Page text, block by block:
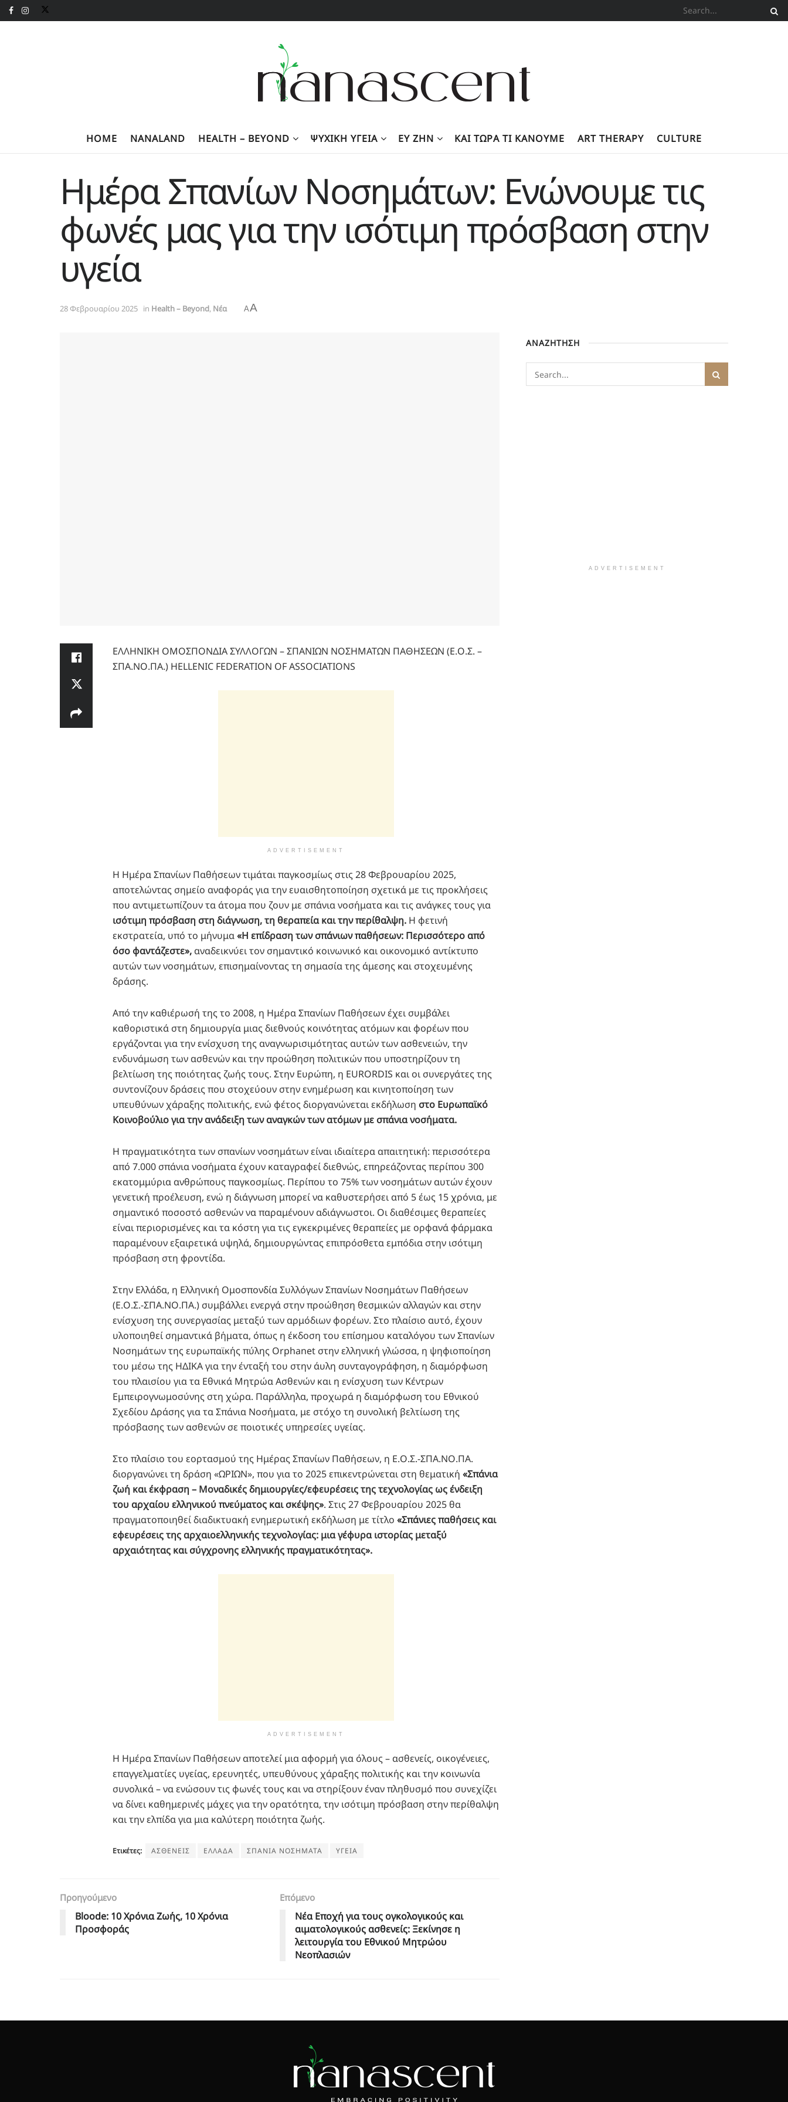
HOME NANALAND HEALTH – BEYOND ΨΥΧΙΚΉ ΥΓΕΊΑ ΕΥ ΖΗΝ KΑΙ ΤΏΡΑ ΤΙ ΚΆΝΟΥΜΕ ART THERAPY CULTURE
Ημέρα Σπανίων Νοσημάτων: Ενώνουμε τις
φωνές μας για την ισότιμη πρόσβαση στην
υγεία
28 Φεβρουαρίου 2025 in Health – Beyond, Νέα AA
ΕΛΛΗΝΙΚΗ ΟΜΟΣΠΟΝΔΙΑ ΣΥΛΛΟΓΩΝ – ΣΠΑΝΙΩΝ ΝΟΣΗΜΑΤΩΝ ΠΑΘΗΣΕΩΝ (Ε.Ο.Σ. –
ΣΠΑ.ΝΟ.ΠΑ.) HELLENIC FEDERATION OF ASSOCIATIONS
ADVERTISEMENT
Η Ημέρα Σπανίων Παθήσεων τιμάται παγκοσμίως στις 28 Φεβρουαρίου 2025,
αποτελώντας σημείο αναφοράς για την ευαισθητοποίηση σχετικά με τις προκλήσεις
που αντιμετωπίζουν τα άτομα που ζουν με σπάνια νοσήματα και τις ανάγκες τους για
ισότιμη πρόσβαση στη διάγνωση, τη θεραπεία και την περίθαλψη. Η φετινή
εκστρατεία, υπό το μήνυμα«Η επίδραση των σπάνιων παθήσεων: Περισσότερο από
όσο φαντάζεστε», αναδεικνύει τον σημαντικό κοινωνικό και οικονομικό αντίκτυπο
αυτών των νοσημάτων, επισημαίνοντας τη σημασία της άμεσης και στοχευμένης
δράσης.
Από την καθιέρωσή της το 2008, η Ημέρα Σπανίων Παθήσεων έχει συμβάλει
καθοριστικά στη δημιουργία μιας διεθνούς κοινότητας ατόμων και φορέων που
εργάζονται για την ενίσχυση της αναγνωρισιμότητας αυτών των ασθενειών, την
ενδυνάμωση των ασθενών και την προώθηση πολιτικών που υποστηρίζουν τη
βελτίωση της ποιότητας ζωής τους. Στην Ευρώπη, η EURORDIS και οι συνεργάτες της
συντονίζουν δράσεις που στοχεύουν στην ενημέρωση και κινητοποίηση των
υπευθύνων χάραξης πολιτικής, ενώ φέτος διοργανώνεται εκδήλωση στο Ευρωπαϊκό
Κοινοβούλιο για την ανάδειξη των αναγκών των ατόμων με σπάνια νοσήματα.
Η πραγματικότητα των σπανίων νοσημάτων είναι ιδιαίτερα απαιτητική: περισσότερα
από 7.000 σπάνια νοσήματα έχουν καταγραφεί διεθνώς, επηρεάζοντας περίπου 300
εκατομμύρια ανθρώπους παγκοσμίως. Περίπου το 75% των νοσημάτων αυτών έχουν
γενετική προέλευση, ενώ η διάγνωση μπορεί να καθυστερήσει από 5 έως 15 χρόνια, με
σημαντικό ποσοστό ασθενών να παραμένουν αδιάγνωστοι. Οι διαθέσιμες θεραπείες
είναι περιορισμένες και τα κόστη για τις εγκεκριμένες θεραπείες με ορφανά φάρμακα
παραμένουν εξαιρετικά υψηλά, δημιουργώντας επιπρόσθετα εμπόδια στην ισότιμη
πρόσβαση στη φροντίδα.
Στην Ελλάδα, η Ελληνική Ομοσπονδία Συλλόγων Σπανίων Νοσημάτων Παθήσεων
(Ε.Ο.Σ.-ΣΠΑ.ΝΟ.ΠΑ.) συμβάλλει ενεργά στην προώθηση θεσμικών αλλαγών και στην
ενίσχυση της συνεργασίας μεταξύ των αρμόδιων φορέων. Στο πλαίσιο αυτό, έχουν
υλοποιηθεί σημαντικά βήματα, όπως η έκδοση του επίσημου καταλόγου των Σπανίων
Νοσημάτων της ευρωπαϊκής πύλης Orphanet στην ελληνική γλώσσα, η ψηφιοποίηση
του μέσω της ΗΔΙΚΑ για την ένταξή του στην άυλη συνταγογράφηση, η διαμόρφωση
του πλαισίου για τα Εθνικά Μητρώα Ασθενών και η ενίσχυση των Κέντρων
Εμπειρογνωμοσύνης στη χώρα. Παράλληλα, προχωρά η διαμόρφωση του Εθνικού
Σχεδίου Δράσης για τα Σπάνια Νοσήματα, με στόχο τη συνολική βελτίωση της
πρόσβασης των ασθενών σε ποιοτικές υπηρεσίες υγείας.
Στο πλαίσιο του εορτασμού της Ημέρας Σπανίων Παθήσεων, η Ε.Ο.Σ.-ΣΠΑ.ΝΟ.ΠΑ.
διοργανώνει τη δράση «ΩΡΙΩΝ», που για το 2025 επικεντρώνεται στη θεματική «Σπάνια
ζωή και έκφραση – Μοναδικές δημιουργίες/εφευρέσεις της τεχνολογίας ως ένδειξη
του αρχαίου ελληνικού πνεύματος και σκέψης». Στις 27 Φεβρουαρίου 2025 θα
πραγματοποιηθεί διαδικτυακή ενημερωτική εκδήλωση με τίτλο «Σπάνιες παθήσεις και
εφευρέσεις της αρχαιοελληνικής τεχνολογίας: μια γέφυρα ιστορίας μεταξύ
αρχαιότητας και σύγχρονης ελληνικής πραγματικότητας».
ADVERTISEMENT
Η Ημέρα Σπανίων Παθήσεων αποτελεί μια αφορμή για όλους – ασθενείς, οικογένειες,
επαγγελματίες υγείας, ερευνητές, υπευθύνους χάραξης πολιτικής και την κοινωνία
συνολικά – να ενώσουν τις φωνές τους και να στηρίξουν έναν πληθυσμό που συνεχίζει
να δίνει καθημερινές μάχες για την ορατότητα, την ισότιμη πρόσβαση στην περίθαλψη
και την ελπίδα για μια καλύτερη ποιότητα ζωής.
Ετικέτες: ΑΣΘΕΝΕΙΣ ΕΛΛΑΔΑ ΣΠΑΝΙΑ ΝΟΣΗΜΑΤΑ ΥΓΕΙΑ
Προηγούμενο
Bloode: 10 Χρόνια Ζωής, 10 Χρόνια
Προσφοράς
Επόμενο
Νέα Εποχή για τους ογκολογικούς και
αιματολογικούς ασθενείς: Ξεκίνησε η
λειτουργία του Εθνικού Μητρώου
Νεοπλασιών
ΑΝΑΖΗΤΗΣΗ
ADVERTISEMENT